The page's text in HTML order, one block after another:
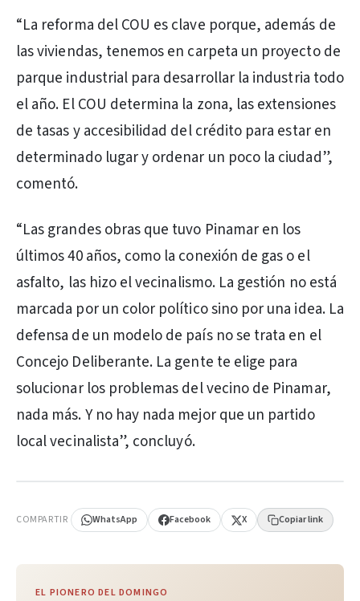
“La reforma del COU es clave porque, además de
las viviendas, tenemos en carpeta un proyecto de
parque industrial para desarrollar la industria todo
el año. El COU determina la zona, las extensiones
de tasas y accesibilidad del crédito para estar en
determinado lugar y ordenar un poco la ciudad”,
comentó.
“Las grandes obras que tuvo Pinamar en los
últimos 40 años, como la conexión de gas o el
asfalto, las hizo el vecinalismo. La gestión no está
marcada por un color político sino por una idea. La
defensa de un modelo de país no se trata en el
Concejo Deliberante. La gente te elige para
solucionar los problemas del vecino de Pinamar,
nada más. Y no hay nada mejor que un partido
local vecinalista”, concluyó.
COMPARTIR WhatsApp Facebook X Copiar link
EL PIONERO DEL DOMINGO